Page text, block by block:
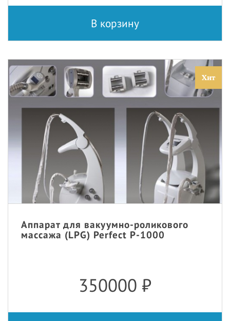
В корзину
Хит
Аппарат для вакуумно-роликового
массажа (LPG) Perfect P-1000
350000 ₽